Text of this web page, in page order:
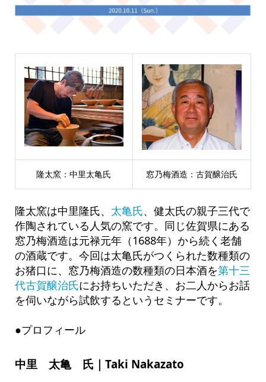
隆太窯：中里太亀氏 窓乃梅酒造：古賀醸治氏
隆太窯は中里隆氏、 太亀氏、健太氏の親子三代で
作陶されている人気の窯です。同じ佐賀県にある
窓乃梅酒造は元禄元年（1688年）から続く老舗
の酒蔵です。今回は太亀氏がつくられた数種類の
お猪口に、窓乃梅酒造の数種類の日本酒を第十三
代古賀醸治氏にお持ちいただき、お二人からお話
を伺いながら試飲するというセミナーです。
●プロフィール
中里 太亀 氏｜Taki Nakazato